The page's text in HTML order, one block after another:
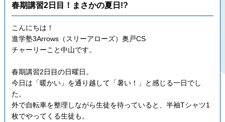
春期講習2日目！まさかの夏日!?
こんにちは！
進学塾3Arrows（スリーアローズ）奥戸CS
チャーリーこと中山です。
春期講習2日目の日曜日。
今日は「暖かい」を通り越して「暑い！」と感じる一日でし
た。
外で自転車を整理しながら生徒を待っていると、半袖Tシャツ1
枚でやってくる生徒も。